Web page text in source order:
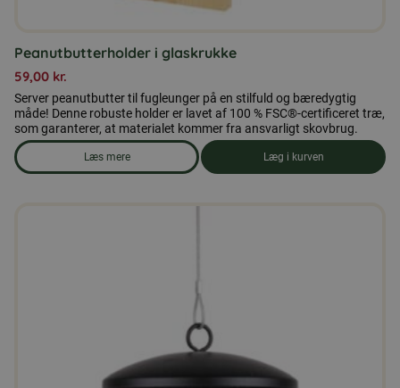
Peanutbutterholder i glaskrukke
59,00 kr.
Server peanutbutter til fugleunger på en stilfuld og bæredygtig
måde! Denne robuste holder er lavet af 100 % FSC®-certificeret træ,
som garanterer, at materialet kommer fra ansvarligt skovbrug.
Læs mere
om produkten Peanutbutterholder i glaskrukke
Læg i kurven